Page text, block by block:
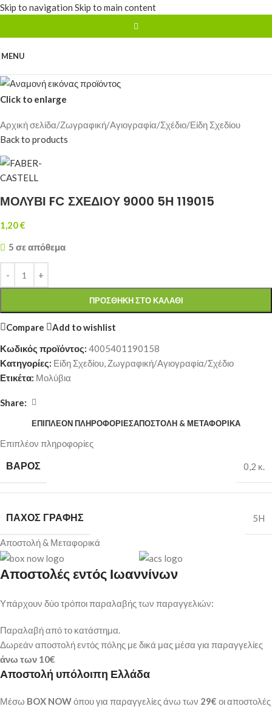
Skip to navigation Skip to main content
MENU
Click to enlarge
Αρχική σελίδα/Ζωγραφική/Αγιογραφία/Σχέδιο/Είδη Σχεδίου
Back to products
ΜΟΛΥΒΙ FC ΣΧΕΔΙΟΥ 9000 5Η 119015
1,20€
5 σε απόθεμα
ΠΡΟΣΘΉΚΗ ΣΤΟ ΚΑΛΆΘΙ
Compare
Add to wishlist
Κωδικός προϊόντος: 4005401190158
Κατηγορίες: Είδη Σχεδίου,Ζωγραφική/Αγιογραφία/Σχέδιο
Ετικέτα: Μολύβια
Share:
ΕΠΙΠΛΈΟΝ ΠΛΗΡΟΦΟΡΊΕΣΑΠΟΣΤΟΛΉ & ΜΕΤΑΦΟΡΙΚΆ
Επιπλέον πληροφορίες
ΒΆΡΟΣ 0,2 κ.
ΠΆΧΟΣ ΓΡΑΦΉΣ 5H
Αποστολή & Μεταφορικά
Αποστολές εντός Ιωαννίνων
Υπάρχουν δύο τρόποι παραλαβής των παραγγελιών:
Παραλαβή από το κατάστημα.
Δωρεάν αποστολή εντός πόλης με δικά μας μέσα για παραγγελίες
άνω των 10€
Αποστολή υπόλοιπη Ελλάδα
Μέσω BOX NOWόπου για παραγγελίες άνω των 29€ οι αποστολές